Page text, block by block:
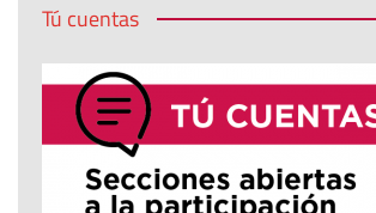
Tú cuentas